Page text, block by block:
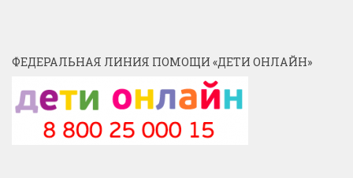
ФЕДЕРАЛЬНАЯ ЛИНИЯ ПОМОЩИ «ДЕТИ ОНЛАЙН»